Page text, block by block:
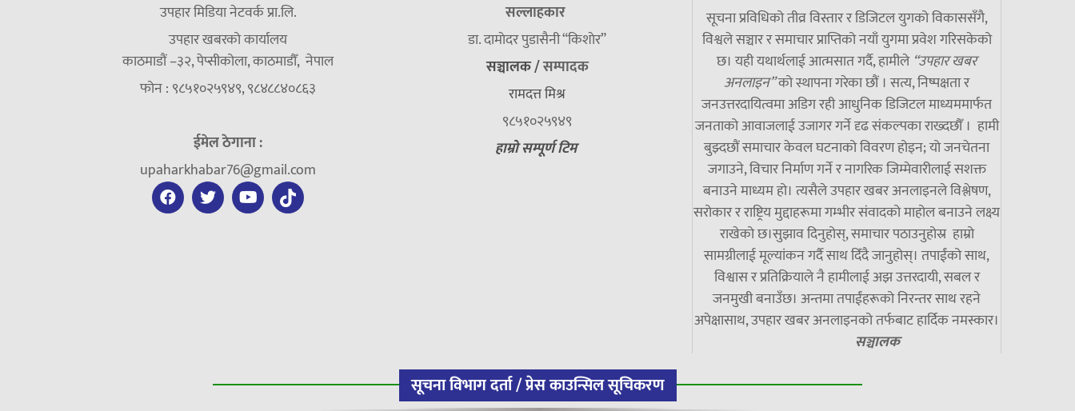
उपहार मिडिया नेटवर्क प्रा.लि.
उपहार खबरको कार्यालय
काठमाडौं –३२, पेप्सीकोला, काठमाडौँ, नेपाल
फोन : ९८५१०२५९४९, ९८४८८४०८६३
ईमेल ठेगाना :
upaharkhabar76@gmail.com
सल्लाहकार
डा. दामाेदर पुडासैनी “किशाेर”
सञ्चालक /सम्पादक
रामदत्त मिश्र
९८५१०२५९४९
हाम्रो सम्पूर्ण टिम
सूचना प्रविधिको तीव्र विस्तार र डिजिटल युगको विकाससँगै,
विश्वले सञ्चार र समाचार प्राप्तिको नयाँ युगमा प्रवेश गरिसकेको
छ। यही यथार्थलाई आत्मसात गर्दै, हामीले “उपहार खबर
अनलाइन”को स्थापना गरेका छौं । सत्य, निष्पक्षता र
जनउत्तरदायित्वमा अडिग रही आधुनिक डिजिटल माध्यममार्फत
जनताको आवाजलाई उजागर गर्ने दृढ संकल्पका राख्दछौँ । हामी
बुझ्दछौं समाचार केवल घटनाको विवरण होइन; यो जनचेतना
जगाउने, विचार निर्माण गर्ने र नागरिक जिम्मेवारीलाई सशक्त
बनाउने माध्यम हो। त्यसैले उपहार खबर अनलाइनले विश्लेषण,
सरोकार र राष्ट्रिय मुद्दाहरूमा गम्भीर संवादको माहोल बनाउने लक्ष्य
राखेको छ।सुझाव दिनुहोस्, समाचार पठाउनुहोस्र हाम्रो
सामग्रीलाई मूल्यांकन गर्दै साथ दिँदै जानुहोस्। तपाईंको साथ,
विश्वास र प्रतिक्रियाले नै हामीलाई अझ उत्तरदायी, सबल र
जनमुखी बनाउँछ। अन्तमा तपाईंहरूको निरन्तर साथ रहने
अपेक्षासाथ, उपहार खबर अनलाइनको तर्फबाट हार्दिक नमस्कार।
सञ्चालक
सूचना विभाग दर्ता / प्रेस काउन्सिल सूचिकरण